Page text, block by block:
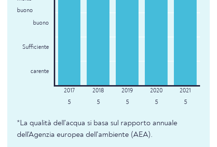
buono
buono
Sufficiente
carente
5 5 5 5 5
*La qualità dell'acqua si basa sul rapporto annuale
dell'Agenzia europea dell'ambiente (AEA).